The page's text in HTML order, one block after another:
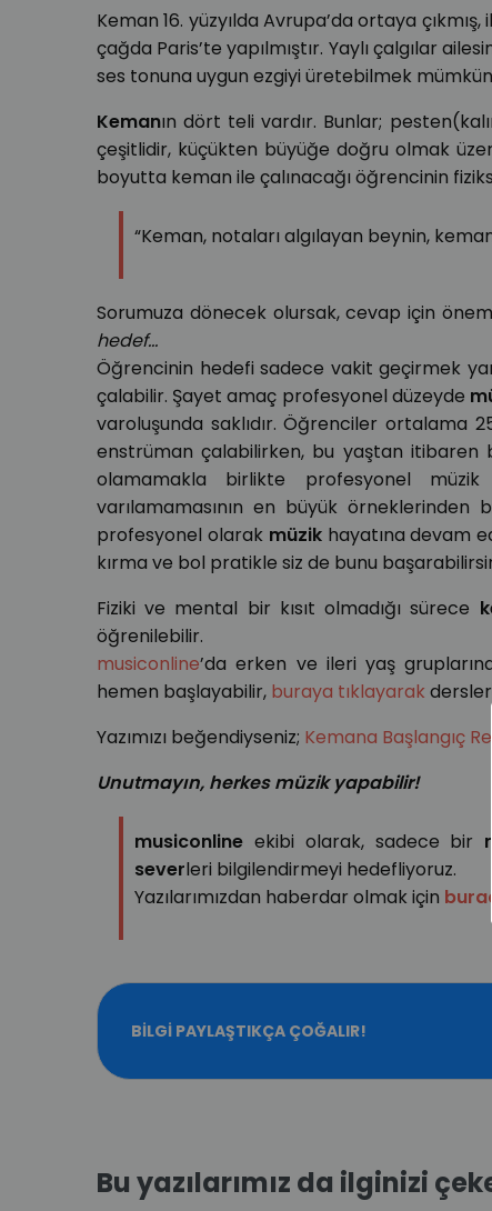
Keman 16. yüzyılda Avrupa’da ortaya
çağda Paris’te yapılmıştır. Yaylı çalgılar
ses tonuna uygun ezgiyi üretebilmek
Kemanın dört teli vardır. Bunlar;
çeşitlidir, küçükten büyüğe doğru olmak
boyutta keman ile çalınacağı öğrencinin
“Keman, notaları algılayan beynin,
Sorumuza dönecek olursak, cevap için
hedef...
Öğrencinin hedefi sadece vakit geçirmek
çalabilir. Şayet amaç profesyonel düzeyde
varoluşunda saklıdır. Öğrenciler ortalama
enstrüman çalabilirken, bu yaştan itibaren
olamamakla birlikte profesyonel
varılamamasının en büyük örneklerinden
profesyonel olarak müzikhayatına devam
kırma ve bol pratikle siz de bunu
Fiziki ve mental bir kısıt olmadığı sürece
öğrenilebilir.
musiconline’da erken ve ileri yaş
hemen başlayabilir, buraya tıklayarak
Yazımızı beğendiyseniz; Kemana Başlangıç
Unutmayın, herkes müzik yapabilir!
musiconline ekibi olarak, sadece bir
severleri bilgilendirmeyi hedefliyoruz.
Yazılarımızdan haberdar olmak için
BILGI PAYLAŞTIKÇA ÇOĞALIR!
Bu yazılarımız da ilginizi